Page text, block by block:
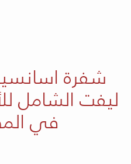
شفرة
ليفت الشامل
في